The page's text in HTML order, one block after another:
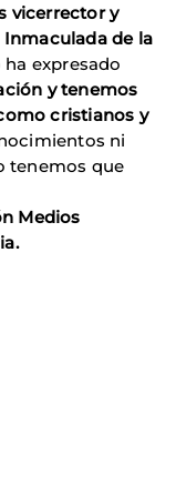
vicerrector y
de la
ha expresado
y tenemos
cristianos y
ni
tenemos que
Medios